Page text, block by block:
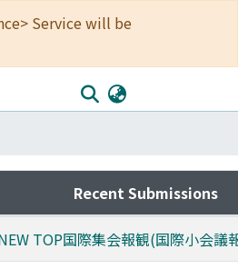
Service will be
Recent Submissions
TOP国際集会報観(国際小会議